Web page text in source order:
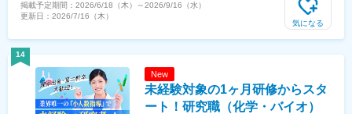
～350,000円＜昇給有無＞有＜残業手当＞有＜給与補足＞※経験・能
力・現給与等を考慮の上、適宜決定致します。■賞与：年2回（6月、12
掲載予定期間： 2026/6/18（木） ～2026/9/16（水）
更新日： 2026/7/16（木）
気になる
14
New
未経験対象の1ヶ月研修からスタ
ート！研究職（化学・バイオ）